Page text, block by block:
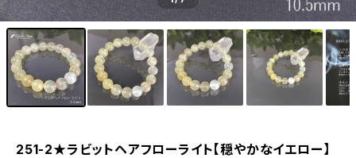
251-2★ラビットヘアフローライト【穏やかなイエロー】